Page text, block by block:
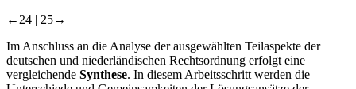
←24 | 25→
Im Anschluss an die Analyse der ausgewählten Teilaspekte der
deutschen und niederländischen Rechtsordnung erfolgt eine
vergleichende Synthese. In diesem Arbeitsschritt werden die